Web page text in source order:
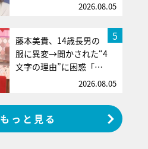
2026.08.05
5
藤本美貴、14歳長男の
服に異変→聞かされた“4
文字の理由”に困惑「…
2026.08.05
もっと見る